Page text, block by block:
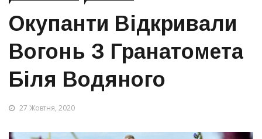
Окупанти Відкривали
Вогонь З Гранатомета
Біля Водяного
27 Жовтня, 2020